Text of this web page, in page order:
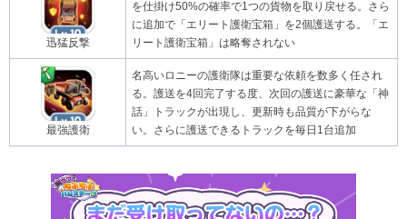
迅猛反撃
を仕掛け50%の確率で1つの貨物を取り戻せる。さら
に追加で「エリート護衛宝箱」を2個護送する。「エ
リート護衛宝箱」は略奪されない
最強護衛
名高いロニーの護衛隊は重要な依頼を数多く任され
る。護送を4回完了する度、次回の護送に豪華な「神
話」トラックが出現し、更新時も品質が下がらな
い。さらに護送できるトラックを毎日1台追加